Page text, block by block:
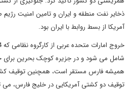
ذخایر نفت منطقه و ایران و تامین امنیت
آمریکا از بسط روابط با ایران بود.
شامل می شود و در جزیره کوچک بحرین برای
همیشه فارس مستقر است، همچنین توقیف
توقیف دو کشتی آمریکایی در خلیج فارس، می